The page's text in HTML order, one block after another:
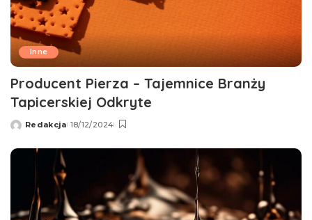
Inne
Producent Pierza – Tajemnice Branży
Tapicerskiej Odkryte
Wysłany
Redakcja 18/12/2024